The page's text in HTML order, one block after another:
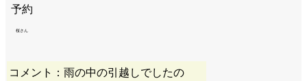
桜さん
コメント：雨の中の引越しでしたの